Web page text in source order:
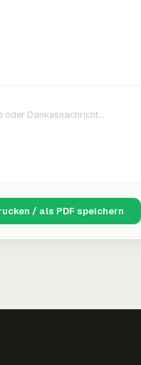
/ als PDF speichern